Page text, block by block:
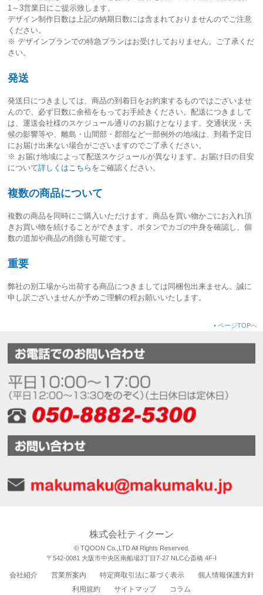
1～3営業日 にご提示致します。
デザイン制作日数は上記の納期日数には含まれておりませんのでご注意
ください。
※ デザインプランでの特急プランはお受けしておりません。ご了承くだ
さい。
発送
発送日につきましては、商品の到着日をお約束するものではございませ
んので、必ず日数に余裕をもってお手続きください。配送につきまして
は、運送会社様のスケジュール通りのお届けとなります。交通状況・天
候の影響等や、離島・山間部・郡部など一部例外の地域は、到着予定日
にお届け出来ない場合がございますのでご了承ください。
※ お届け地域によって配送スケジュールが異なります。お届け日の目安
について詳しくはこちら をご確認ください。
複数の商品について
複数の商品を同時にご購入いただけます。商品を買い物かごにお入れ頂
きお買い物を続けることができます。ボタンでカゴの中身を確認し、個
数の追加や商品の削除も可能です。
重要
弊社の別工場から出荷する商品につきましては同梱包出来ません。誠に
申し訳ございませんが予めご理解の程お願いいたします。
• ページTOPへ
株式会社ティクーン
© TQOON Co.,LTD All Rights Reserved.
〒542-0081 大阪市中央区南船場3丁目7-27 NLC心斎橋 4F-I
会社紹介 営業所案内 特定商取引法に基づく表示
個人情報保護方針
利用規約
サイトマップ コラム